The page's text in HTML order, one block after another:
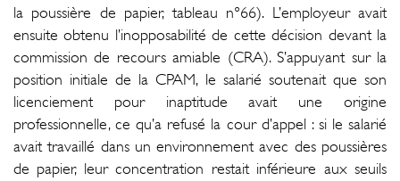
la poussière de papier, tableau n°66). L’employeur avait
ensuite obtenu l’inopposabilité de cette décision devant la
commission de recours amiable (CRA). S’appuyant sur la
position initiale de la CPAM, le salarié soutenait que son
licenciement pour inaptitude avait une origine
professionnelle, ce qu’a refusé la cour d’appel : si le salarié
avait travaillé dans un environnement avec des poussières
de papier, leur concentration restait inférieure aux seuils